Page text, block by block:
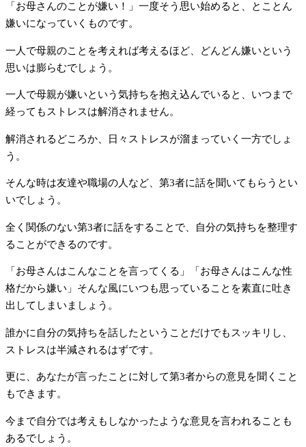
「お母さんのことが嫌い！」一度そう思い始めると、とことん
嫌いになっていくものです。
一人で母親のことを考えれば考えるほど、どんどん嫌いという
思いは膨らむでしょう。
一人で母親が嫌いという気持ちを抱え込んでいると、いつまで
経ってもストレスは解消されません。
解消されるどころか、日々ストレスが溜まっていく一方でしょ
う。
そんな時は友達や職場の人など、第3者に話を聞いてもらうとい
いでしょう。
全く関係のない第3者に話をすることで、自分の気持ちを整理す
ることができるのです。
「お母さんはこんなことを言ってくる」「お母さんはこんな性
格だから嫌い」そんな風にいつも思っていることを素直に吐き
出してしまいましょう。
誰かに自分の気持ちを話したということだけでもスッキリし、
ストレスは半減されるはずです。
更に、あなたが言ったことに対して第3者からの意見を聞くこと
もできます。
今まで自分では考えもしなかったような意見を言われることも
あるでしょう。